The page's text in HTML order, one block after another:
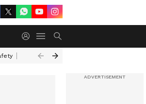
Akkineni Nageswara Rao